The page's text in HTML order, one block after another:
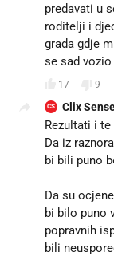
predavati u
roditelji i
grada gdje
se sad
17 9
CS Clix
Rezultati i
Da iz
bi bili puno
Da su
bi bilo puno
popravnih
bili